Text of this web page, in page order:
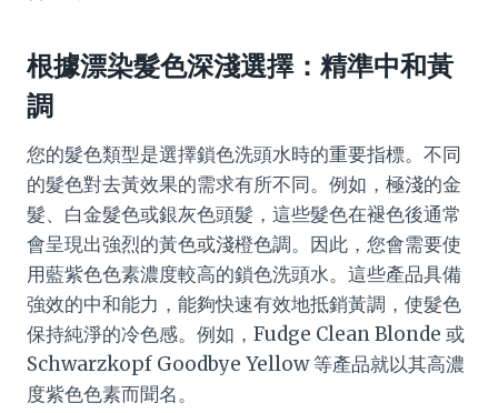
根據漂染髮色深淺選擇：精準中和黃
調
您的髮色類型是選擇鎖色洗頭水時的重要指標。不同
的髮色對去黃效果的需求有所不同。例如，極淺的金
髮、白金髮色或銀灰色頭髮，這些髮色在褪色後通常
會呈現出強烈的黃色或淺橙色調。因此，您會需要使
用藍紫色色素濃度較高的鎖色洗頭水。這些產品具備
強效的中和能力，能夠快速有效地抵銷黃調，使髮色
保持純淨的冷色感。例如，Fudge Clean Blonde 或
Schwarzkopf Goodbye Yellow 等產品就以其高濃
度紫色色素而聞名。